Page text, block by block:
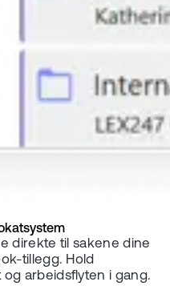
direkte til sakene dine
tillegg. Hold
arbeidsflyten i gang.